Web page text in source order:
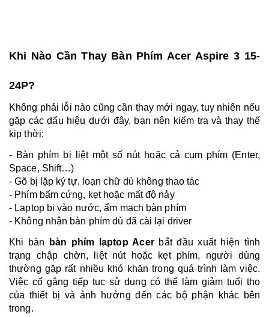
Khi Nào Cần Thay Bàn Phím Acer Aspire 3 15-
24P?
Không phải lỗi nào cũng cần thay mới ngay, tuy nhiên nếu
gặp các dấu hiệu dưới đây, bạn nên kiểm tra và thay thế
kịp thời:
- Bàn phím bị liệt một số nút hoặc cả cụm phím (Enter,
Space, Shift…)
- Gõ bị lặp ký tự, loạn chữ dù không thao tác
- Phím bấm cứng, kẹt hoặc mất độ nảy
- Laptop bị vào nước, ẩm mạch bàn phím
- Không nhận bàn phím dù đã cài lại driver
Khi bàn bàn phím laptop Acerbắt đầu xuất hiện tình
trạng chập chờn, liệt nút hoặc kẹt phím, người dùng
thường gặp rất nhiều khó khăn trong quá trình làm việc.
Việc cố gắng tiếp tục sử dụng có thể làm giảm tuổi thọ
của thiết bị và ảnh hưởng đến các bộ phận khác bên
trong.